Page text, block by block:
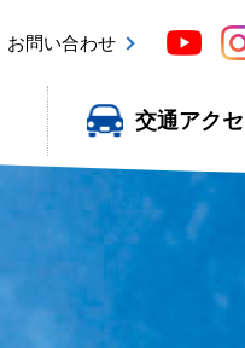
お問い合わせ
交通アク